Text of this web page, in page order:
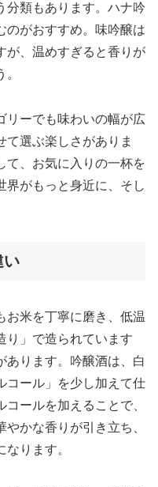
分類もあります。ハナ吟
のがおすすめ。味吟醸は
が、温めすぎると香りが
リーでも味わいの幅が広
て選ぶ楽しさがありま
て、お気に入りの一杯を
界がもっと身近に、そし
い
お米を丁寧に磨き、低温
り」で造られています
あります。吟醸酒は、白
コール」を少し加えて仕
ールを加えることで、
かな香りが引き立ち、
ります。